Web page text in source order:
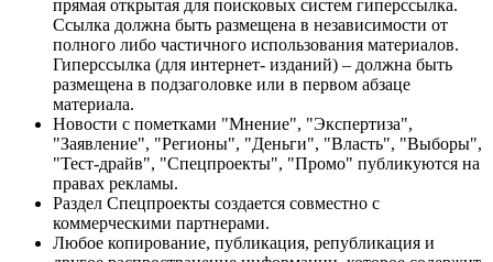
прямая открытая для поисковых систем гиперссылка.
Ссылка должна быть размещена в независимости от
полного либо частичного использования материалов.
Гиперссылка (для интернет- изданий) – должна быть
размещена в подзаголовке или в первом абзаце
материала.
Новости с пометками "Мнение", "Экспертиза",
"Заявление", "Регионы", "Деньги", "Власть", "Выборы",
"Тест-драйв", "Спецпроекты", "Промо" публикуются на
правах рекламы.
Раздел Спецпроекты создается совместно с
коммерческими партнерами.
Любое копирование, публикация, републикация и